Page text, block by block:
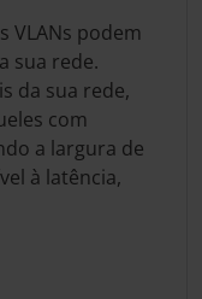
VLANs podem
sua rede.
da sua rede,
com
a largura de
à latência,